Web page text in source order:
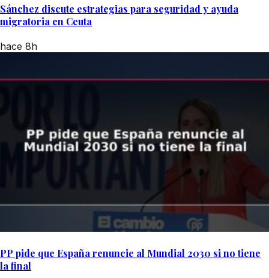
Sánchez discute estrategias para seguridad y ayuda
migratoria en Ceuta
hace 8h
PP pide que España renuncie al Mundial 2030 si no tiene
la final